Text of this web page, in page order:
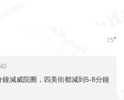
75#
鐘減威院圈，四美街都減到5-8分鐘